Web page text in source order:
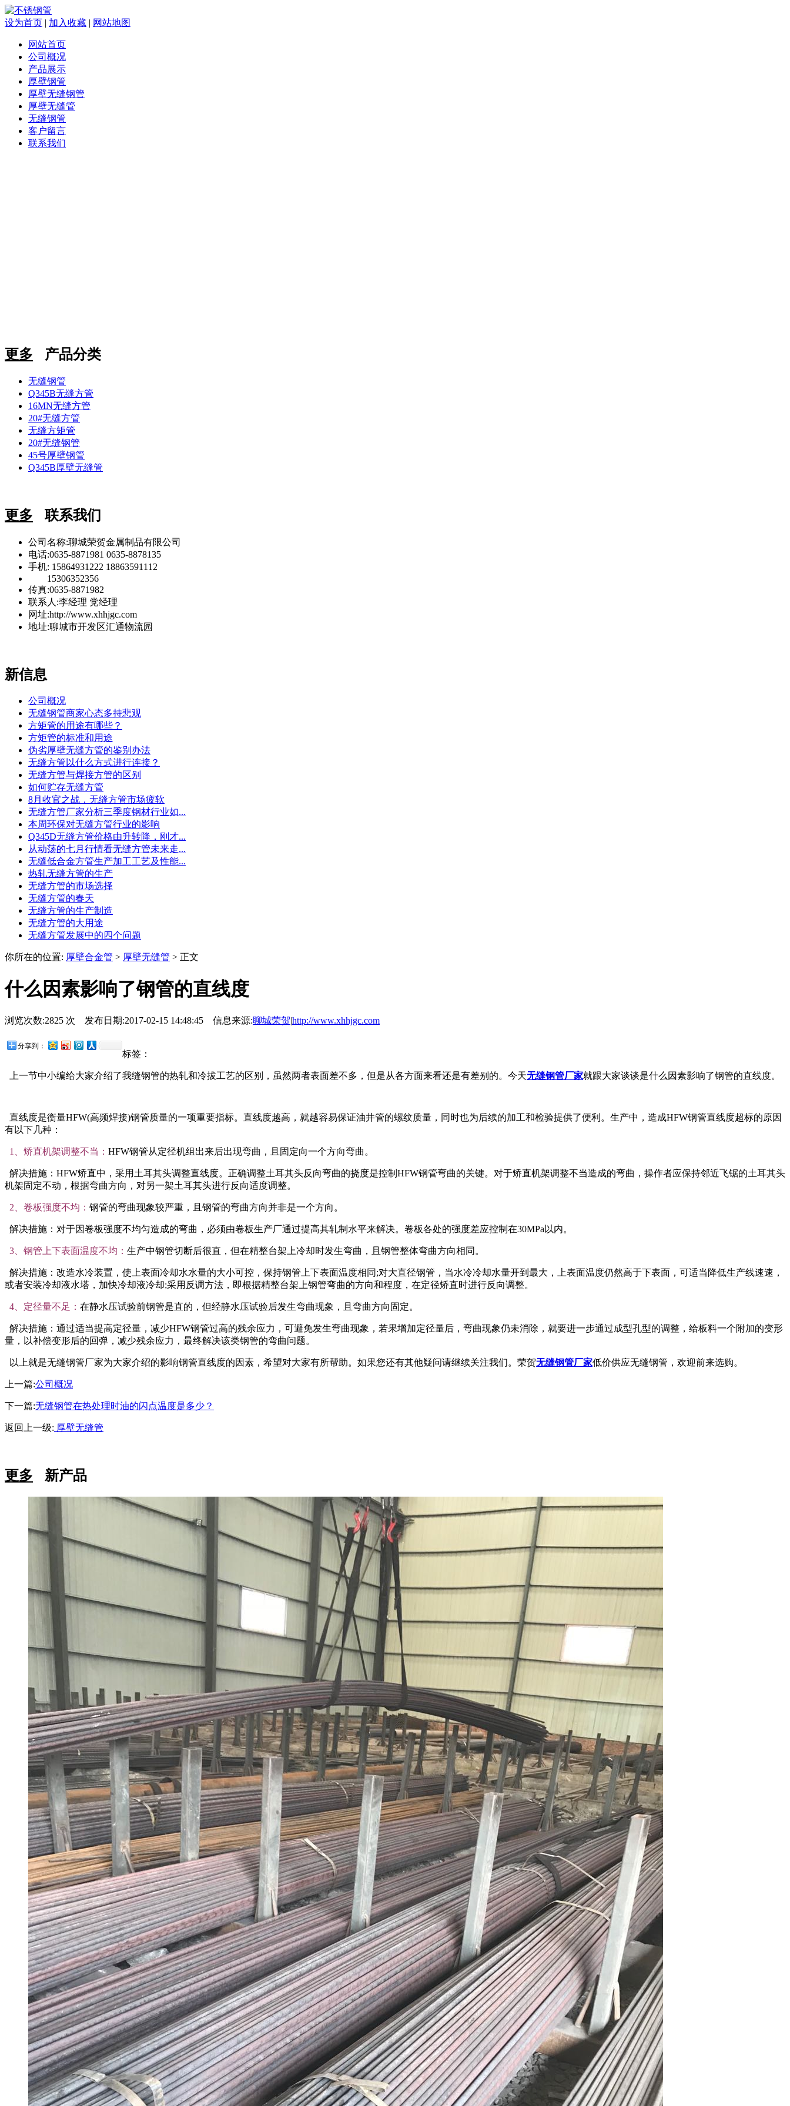
设为首页 | 加入收藏 | 网站地图
网站首页
公司概况
产品展示
厚壁钢管
厚壁无缝钢管
厚壁无缝管
无缝钢管
客户留言
联系我们
更多 产品分类
无缝钢管
Q345B无缝方管
16MN无缝方管
20#无缝方管
无缝方矩管
20#无缝钢管
45号厚壁钢管
Q345B厚壁无缝管
更多 联系我们
公司名称:聊城荣贺金属制品有限公司
电话:0635-8871981 0635-8878135
手机: 15864931222 18863591112
15306352356
传真:0635-8871982
联系人:李经理 党经理
网址:http://www.xhhjgc.com
地址:聊城市开发区汇通物流园
新信息
公司概况
无缝钢管商家心态多持悲观
方矩管的用途有哪些？
方矩管的标准和用途
伪劣厚壁无缝方管的鉴别办法
无缝方管以什么方式进行连接？
无缝方管与焊接方管的区别
如何贮存无缝方管
8月收官之战，无缝方管市场疲软
无缝方管厂家分析三季度钢材行业如...
本周环保对无缝方管行业的影响
Q345D无缝方管价格由升转降，刚才...
从动荡的七月行情看无缝方管未来走...
无缝低合金方管生产加工工艺及性能...
热轧无缝方管的生产
无缝方管的市场选择
无缝方管的春天
无缝方管的生产制造
无缝方管的大用途
无缝方管发展中的四个问题
你所在的位置: 厚壁合金管 > 厚壁无缝管 > 正文
什么因素影响了钢管的直线度
浏览次数:2825 次 发布日期:2017-02-15 14:48:45 信息来源:聊城荣贺|http://www.xhhjgc.com
分享到：
标签：
上一节中小编给大家介绍了我缝钢管的热轧和冷拔工艺的区别，虽然两者表面差不多，但是从各方面来看还是有差别的。今天无缝钢管厂家就跟大家谈谈是什么因素影响了钢管的直线度。
直线度是衡量HFW(高频焊接)钢管质量的一项重要指标。直线度越高，就越容易保证油井管的螺纹质量，同时也为后续的加工和检验提供了便利。生产中，造成HFW钢管直线度超标的原因
有以下几种：
1、矫直机架调整不当： HFW钢管从定径机组出来后出现弯曲，且固定向一个方向弯曲。
解决措施：HFW矫直中，采用土耳其头调整直线度。正确调整土耳其头反向弯曲的挠度是控制HFW钢管弯曲的关键。对于矫直机架调整不当造成的弯曲，操作者应保持邻近飞锯的土耳其头
机架固定不动，根据弯曲方向，对另一架土耳其头进行反向适度调整。
2、卷板强度不均： 钢管的弯曲现象较严重，且钢管的弯曲方向并非是一个方向。
解决措施：对于因卷板强度不均匀造成的弯曲，必须由卷板生产厂通过提高其轧制水平来解决。卷板各处的强度差应控制在30MPa以内。
3、钢管上下表面温度不均： 生产中钢管切断后很直，但在精整台架上冷却时发生弯曲，且钢管整体弯曲方向相同。
解决措施：改造水冷装置，使上表面冷却水水量的大小可控，保持钢管上下表面温度相同;对大直径钢管，当水冷冷却水量开到最大，上表面温度仍然高于下表面，可适当降低生产线速速，
或者安装冷却液水塔，加快冷却液冷却;采用反调方法，即根据精整台架上钢管弯曲的方向和程度，在定径矫直时进行反向调整。
4、定径量不足： 在静水压试验前钢管是直的，但经静水压试验后发生弯曲现象，且弯曲方向固定。
解决措施：通过适当提高定径量，减少HFW钢管过高的残余应力，可避免发生弯曲现象，若果增加定径量后，弯曲现象仍未消除，就要进一步通过成型孔型的调整，给板料一个附加的变形
量，以补偿变形后的回弹，减少残余应力，最终解决该类钢管的弯曲问题。
以上就是无缝钢管厂家为大家介绍的影响钢管直线度的因素，希望对大家有所帮助。如果您还有其他疑问请继续关注我们。荣贺无缝钢管厂家低价供应无缝钢管，欢迎前来选购。
上一篇:公司概况
下一篇:无缝钢管在热处理时油的闪点温度是多少？
返回上一级: 厚壁无缝管
更多 新产品